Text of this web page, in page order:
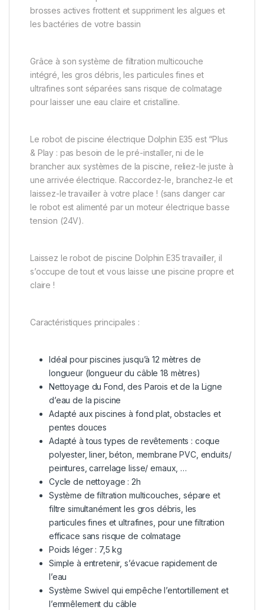
brosses actives frottent et suppriment les algues et
les bactéries de votre bassin
Grâce à son système de filtration multicouche
intégré, les gros débris, les particules fines et
ultrafines sont séparées sans risque de colmatage
pour laisser une eau claire et cristalline.
Le robot de piscine électrique Dolphin E35 est “Plus
& Play : pas besoin de le pré-installer, ni de le
brancher aux systèmes de la piscine, reliez-le juste à
une arrivée électrique. Raccordez-le, branchez-le et
laissez-le travailler à votre place ! (sans danger car
le robot est alimenté par un moteur électrique basse
tension (24V).
Laissez le robot de piscine Dolphin E35 travailler, il
s’occupe de tout et vous laisse une piscine propre et
claire !
Caractéristiques principales :
Idéal pour piscines jusqu’à 12 mètres de
longueur (longueur du câble 18 mètres)
Nettoyage du Fond, des Parois et de la Ligne
d’eau de la piscine
Adapté aux piscines à fond plat, obstacles et
pentes douces
Adapté à tous types de revêtements : coque
polyester, liner, béton, membrane PVC, enduits/
peintures, carrelage lisse/ emaux, …
Cycle de nettoyage : 2h
Système de filtration multicouches, sépare et
filtre simultanément les gros débris, les
particules fines et ultrafines, pour une filtration
efficace sans risque de colmatage
Poids léger : 7,5 kg
Simple à entretenir, s’évacue rapidement de
l’eau
Système Swivel qui empêche l’entortillement et
l’emmêlement du câble